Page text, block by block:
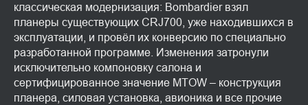
классическая модернизация: Bombardier взял
планеры существующих CRJ700, уже находившихся в
эксплуатации, и провёл их конверсию по специально
разработанной программе. Изменения затронули
исключительно компоновку салона и
сертифицированное значение MTOW – конструкция
планера, силовая установка, авионика и все прочие